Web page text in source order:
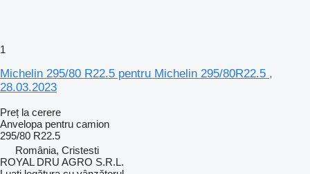
1
Michelin 295/80 R22.5 pentru Michelin 295/80R22.5 ,
28.03.2023
Preț la cerere
Anvelopa pentru camion
295/80 R22.5
România, Cristesti
ROYAL DRU AGRO S.R.L.